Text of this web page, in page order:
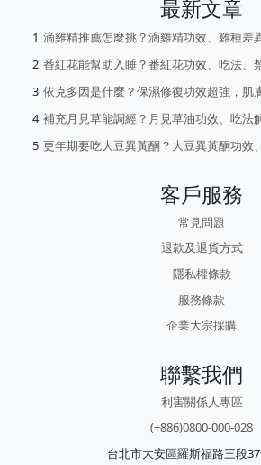
最新文章
滴雞精推薦怎麼挑？滴雞精功效、雞種差
番紅花能幫助入睡？番紅花功效、吃法、
依克多因是什麼？保濕修復功效超強，肌
補充月見草能調經？月見草油功效、吃法
更年期要吃大豆異黃酮？大豆異黃酮功效
客戶服務
常見問題
退款及退貨方式
隱私權條款
服務條款
企業大宗採購
聯繫我們
利害關係人專區
(+886)0800-000-028
台北市大安區羅斯福路三段